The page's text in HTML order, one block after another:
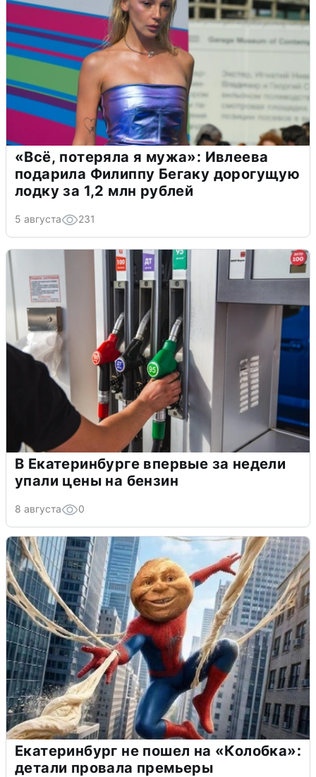
«Всё, потеряла я мужа»: Ивлеева
подарила Филиппу Бегаку дорогущую
лодку за 1,2 млн рублей
5 августа 231
В Екатеринбурге впервые за недели
упали цены на бензин
8 августа 0
Екатеринбург не пошел на «Колобка»:
детали провала премьеры